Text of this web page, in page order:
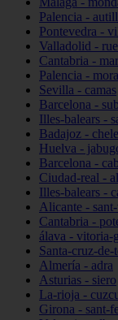
Palencia -
Pontevedra -
Valladolid -
Cantabria -
Palencia -
Sevilla - camas
Barcelona -
Illes-balears -
Badajoz -
Huelva -
Barcelona -
Ciudad-real -
Illes-balears -
Alicante -
Cantabria -
álava - vitoria-
Santa-cruz-
Almería - adra
Asturias - siero
La-rioja -
Girona - sant-